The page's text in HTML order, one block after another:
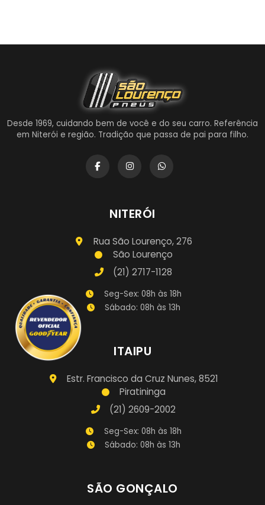
Desde 1969, cuidando bem de você e do seu carro. Referência
em Niterói e região. Tradição que passa de pai para filho.
NITERÓI
Rua São Lourenço, 276
São Lourenço
(21) 2717-1128
Seg-Sex: 08h às 18h
Sábado: 08h às 13h
ITAIPU
Estr. Francisco da Cruz Nunes, 8521
Piratininga
(21) 2609-2002
Seg-Sex: 08h às 18h
Sábado: 08h às 13h
SÃO GONÇALO